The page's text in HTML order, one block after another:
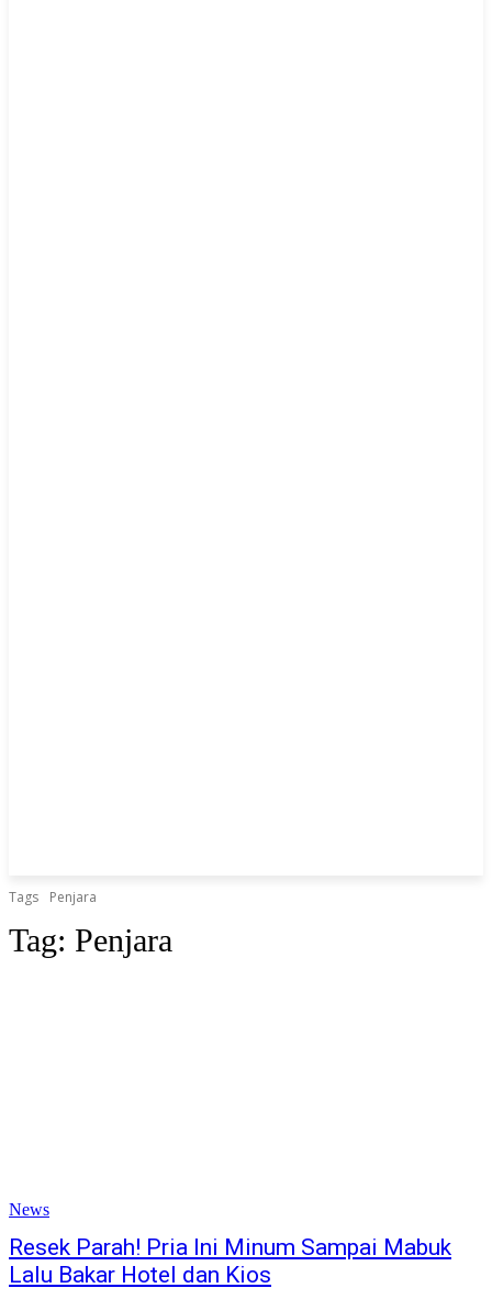
Tags Penjara
Tag: Penjara
News
Resek Parah! Pria Ini Minum Sampai Mabuk
Lalu Bakar Hotel dan Kios